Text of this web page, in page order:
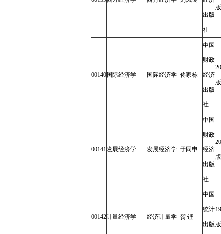
出版
社
版
00140 国际经济学 国际经济学 佟家栋
中国
财政
经济
出版
社
版
00141发展经济学 发展经济学 于同申
中国
财政
经济
出版
社
版
00142计量经济学 经济计量学 贺 铿
中国
统计
出版版